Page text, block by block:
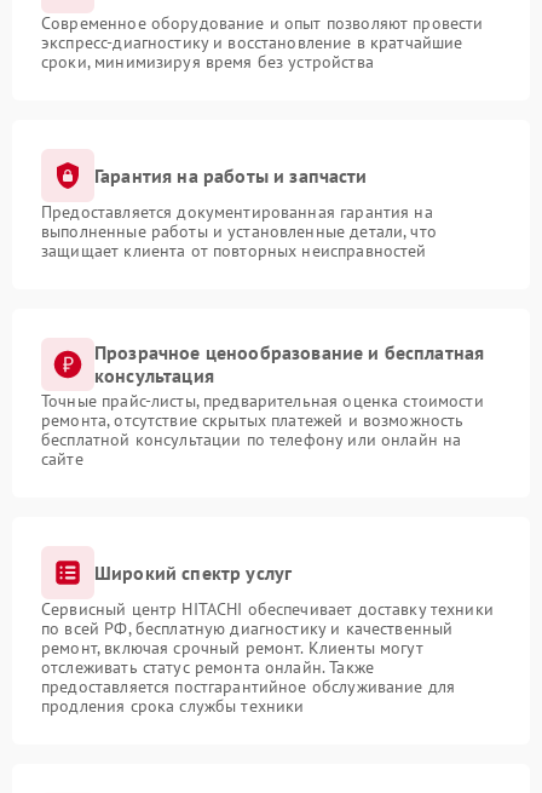
Современное оборудование и опыт позволяют провести
экспресс-диагностику и восстановление в кратчайшие
сроки, минимизируя время без устройства
Гарантия на работы и запчасти
Предоставляется документированная гарантия на
выполненные работы и установленные детали, что
защищает клиента от повторных неисправностей
Прозрачное ценообразование и бесплатная
консультация
Точные прайс-листы, предварительная оценка стоимости
ремонта, отсутствие скрытых платежей и возможность
бесплатной консультации по телефону или онлайн на
сайте
Широкий спектр услуг
Сервисный центр HITACHI обеспечивает доставку техники
по всей РФ, бесплатную диагностику и качественный
ремонт, включая срочный ремонт. Клиенты могут
отслеживать статус ремонта онлайн. Также
предоставляется постгарантийное обслуживание для
продления срока службы техники